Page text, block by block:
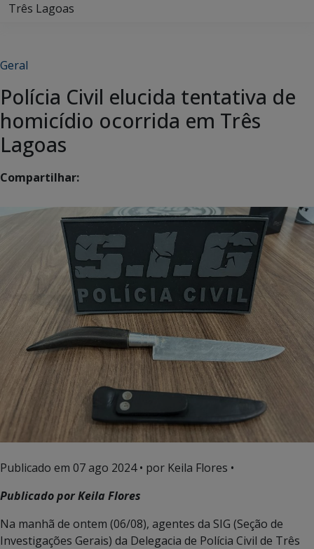
Três Lagoas
Geral
Polícia Civil elucida tentativa de
homicídio ocorrida em Três
Lagoas
Compartilhar:
Publicado em 07 ago 2024• por Keila Flores •
Publicado por Keila Flores
Na manhã de ontem (06/08), agentes da SIG (Seção de
Investigações Gerais) da Delegacia de Polícia Civil de Três